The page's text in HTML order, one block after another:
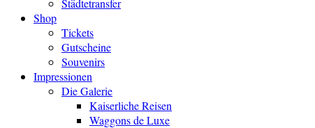
Städtetransfer
Shop
Tickets
Gutscheine
Souvenirs
Impressionen
Die Galerie
Kaiserliche Reisen
Waggons de Luxe